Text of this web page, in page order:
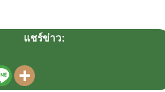
แชร์ข่าว: